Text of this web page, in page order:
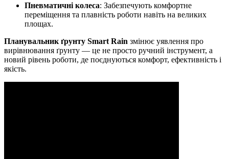
Пневматичні колеса: Забезпечують комфортне
переміщення та плавність роботи навіть на великих
площах.
Планувальник ґрунту Smart Rain змінює уявлення про
вирівнювання ґрунту — це не просто ручний інструмент, а
новий рівень роботи, де поєднуються комфорт, ефективність і
якість.